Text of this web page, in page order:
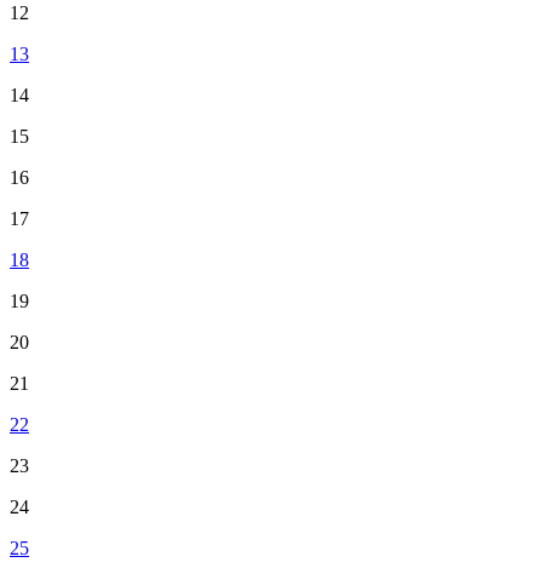
12
13
14
15
16
17
18
19
20
21
22
23
24
25